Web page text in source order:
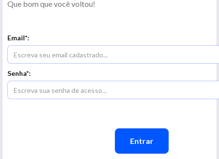
Que bom que você voltou!
Email*:
Senha*: